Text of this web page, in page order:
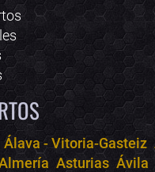
Álava - Vitoria-Gasteiz
Asturias Ávila